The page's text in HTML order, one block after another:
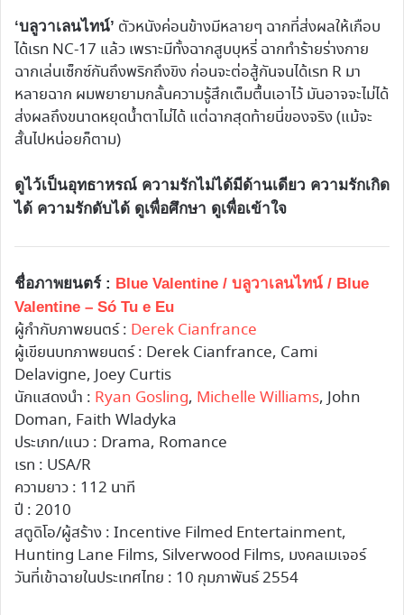
‘บลูวาเลนไทน์’ ตัวหนังค่อนข้างมีหลายๆ ฉากที่ส่งผลให้เกือบ
ได้เรท NC-17 แล้ว เพราะมีทั้งฉากสูบบุหรี่ ฉากทำร้ายร่างกาย
ฉากเล่นเซ็กซ์กันถึงพริกถึงขิง ก่อนจะต่อสู้กันจนได้เรท R มา
หลายฉาก ผมพยายามกลั้นความรู้สึกเต็มตื้นเอาไว้ มันอาจจะไม่ได้
ส่งผลถึงขนาดหยุดน้ำตาไม่ได้ แต่ฉากสุดท้ายนี่ของจริง (แม้จะ
สั้นไปหน่อยก็ตาม)
ดูไว้เป็นอุทธาหรณ์ ความรักไม่ได้มีด้านเดียว ความรักเกิด
ได้ ความรักดับได้ ดูเพื่อศึกษา ดูเพื่อเข้าใจ
ชื่อภาพยนตร์ : Blue Valentine / บลูวาเลนไทน์ / Blue
Valentine – Só Tu e Eu
ผู้กำกับภาพยนตร์ : Derek Cianfrance
ผู้เขียนบทภาพยนตร์ : Derek Cianfrance, Cami
Delavigne, Joey Curtis
นักแสดงนำ : Ryan Gosling, Michelle Williams, John
Doman, Faith Wladyka
ประเภท/แนว : Drama, Romance
เรท : USA/R
ความยาว : 112 นาที
ปี : 2010
สตูดิโอ/ผู้สร้าง : Incentive Filmed Entertainment,
Hunting Lane Films, Silverwood Films, มงคลเมเจอร์
วันที่เข้าฉายในประเทศไทย : 10 กุมภาพันธ์ 2554